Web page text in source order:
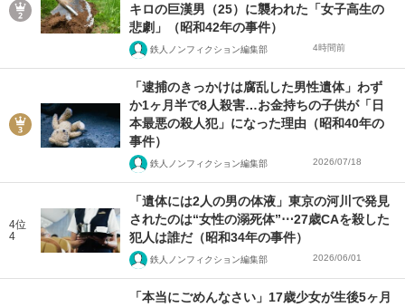
キロの巨漢男（25）に襲われた「女子高生の
悲劇」（昭和42年の事件）
鉄人ノンフィクション編集部 4時間前
「逮捕のきっかけは腐乱した男性遺体」わず
か1ヶ月半で8人殺害…お金持ちの子供が「日
本最悪の殺人犯」になった理由（昭和40年の
事件）
鉄人ノンフィクション編集部 2026/07/18
4位
4
「遺体には2人の男の体液」東京の河川で発見
されたのは“女性の溺死体”⋯27歳CAを殺した
犯人は誰だ（昭和34年の事件）
鉄人ノンフィクション編集部 2026/06/01
「本当にごめんなさい」17歳少女が生後5ヶ月